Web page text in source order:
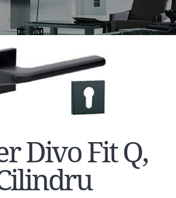
Divo Fit Q,